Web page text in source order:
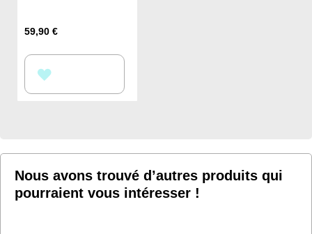
59,90 €
À
D’ENVIE
Nous avons trouvé d’autres produits qui
pourraient vous intéresser !